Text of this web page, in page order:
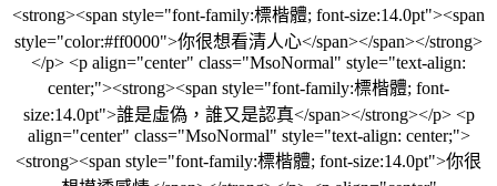
<strong><span style="font-family:標楷體; font-size:14.0pt"><span
style="color:#ff0000">你很想看清人心</span></span></strong>
</p> <p align="center" class="MsoNormal" style="text-align:
center;"><strong><span style="font-family:標楷體; font-
size:14.0pt">誰是虛偽，誰又是認真</span></strong></p> <p
align="center" class="MsoNormal" style="text-align: center;">
<strong><span style="font-family:標楷體; font-size:14.0pt">你很